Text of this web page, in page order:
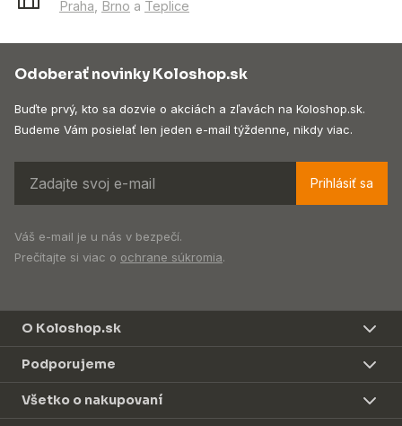
Praha Brno a Teplice
Odoberať novinky Koloshop.sk
Buďte prvý, kto sa dozvie o akciách a zľavách na Koloshop.sk.
Budeme Vám posielať len jeden e-mail týždenne, nikdy viac.
Prihlásiť sa
Váš e-mail je u nás v bezpečí.
Prečítajte si viac o ochrane súkromia.
O Koloshop.sk
Podporujeme
Všetko o nakupovaní